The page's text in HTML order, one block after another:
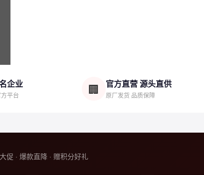
企业
平台 🏢 官方直营 源头直供
原厂发货 品质保障
促 · 爆款直降 · 赠积分好礼